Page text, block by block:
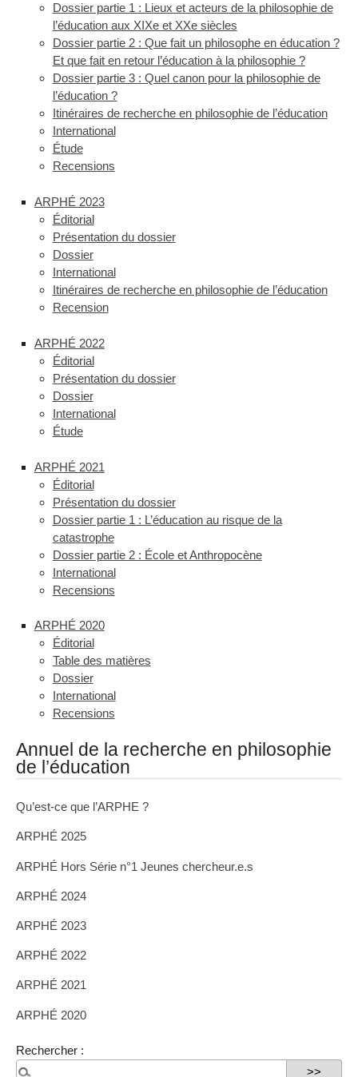
Dossier partie 1 : Lieux et acteurs de la philosophie de
l’éducation aux XIXe et XXe siècles
Dossier partie 2 : Que fait un philosophe en éducation ?
Et que fait en retour l’éducation à la philosophie ?
Dossier partie 3 : Quel canon pour la philosophie de
l’éducation ?
Itinéraires de recherche en philosophie de l’éducation
International
Étude
Recensions
ARPHÉ 2023
Éditorial
Présentation du dossier
Dossier
International
Itinéraires de recherche en philosophie de l’éducation
Recension
ARPHÉ 2022
Éditorial
Présentation du dossier
Dossier
International
Étude
ARPHÉ 2021
Éditorial
Présentation du dossier
Dossier partie 1 : L’éducation au risque de la
catastrophe
Dossier partie 2 : École et Anthropocène
International
Recensions
ARPHÉ 2020
Éditorial
Table des matières
Dossier
International
Recensions
Annuel de la recherche en philosophie
de l’éducation
Qu’est-ce que l’ARPHE ?
ARPHÉ 2025
ARPHÉ Hors Série n°1 Jeunes chercheur.e.s
ARPHÉ 2024
ARPHÉ 2023
ARPHÉ 2022
ARPHÉ 2021
ARPHÉ 2020
Rechercher :